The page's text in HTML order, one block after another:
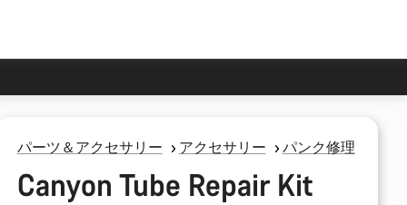
パーツ＆アクセサリー アクセサリー パンク修理
Canyon Tube Repair Kit